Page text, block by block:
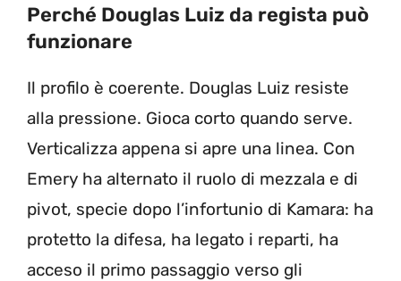
Perché Douglas Luiz da regista può
funzionare
Il profilo è coerente. Douglas Luiz resiste
alla pressione. Gioca corto quando serve.
Verticalizza appena si apre una linea. Con
Emery ha alternato il ruolo di mezzala e di
pivot, specie dopo l’infortunio di Kamara: ha
protetto la difesa, ha legato i reparti, ha
acceso il primo passaggio verso gli